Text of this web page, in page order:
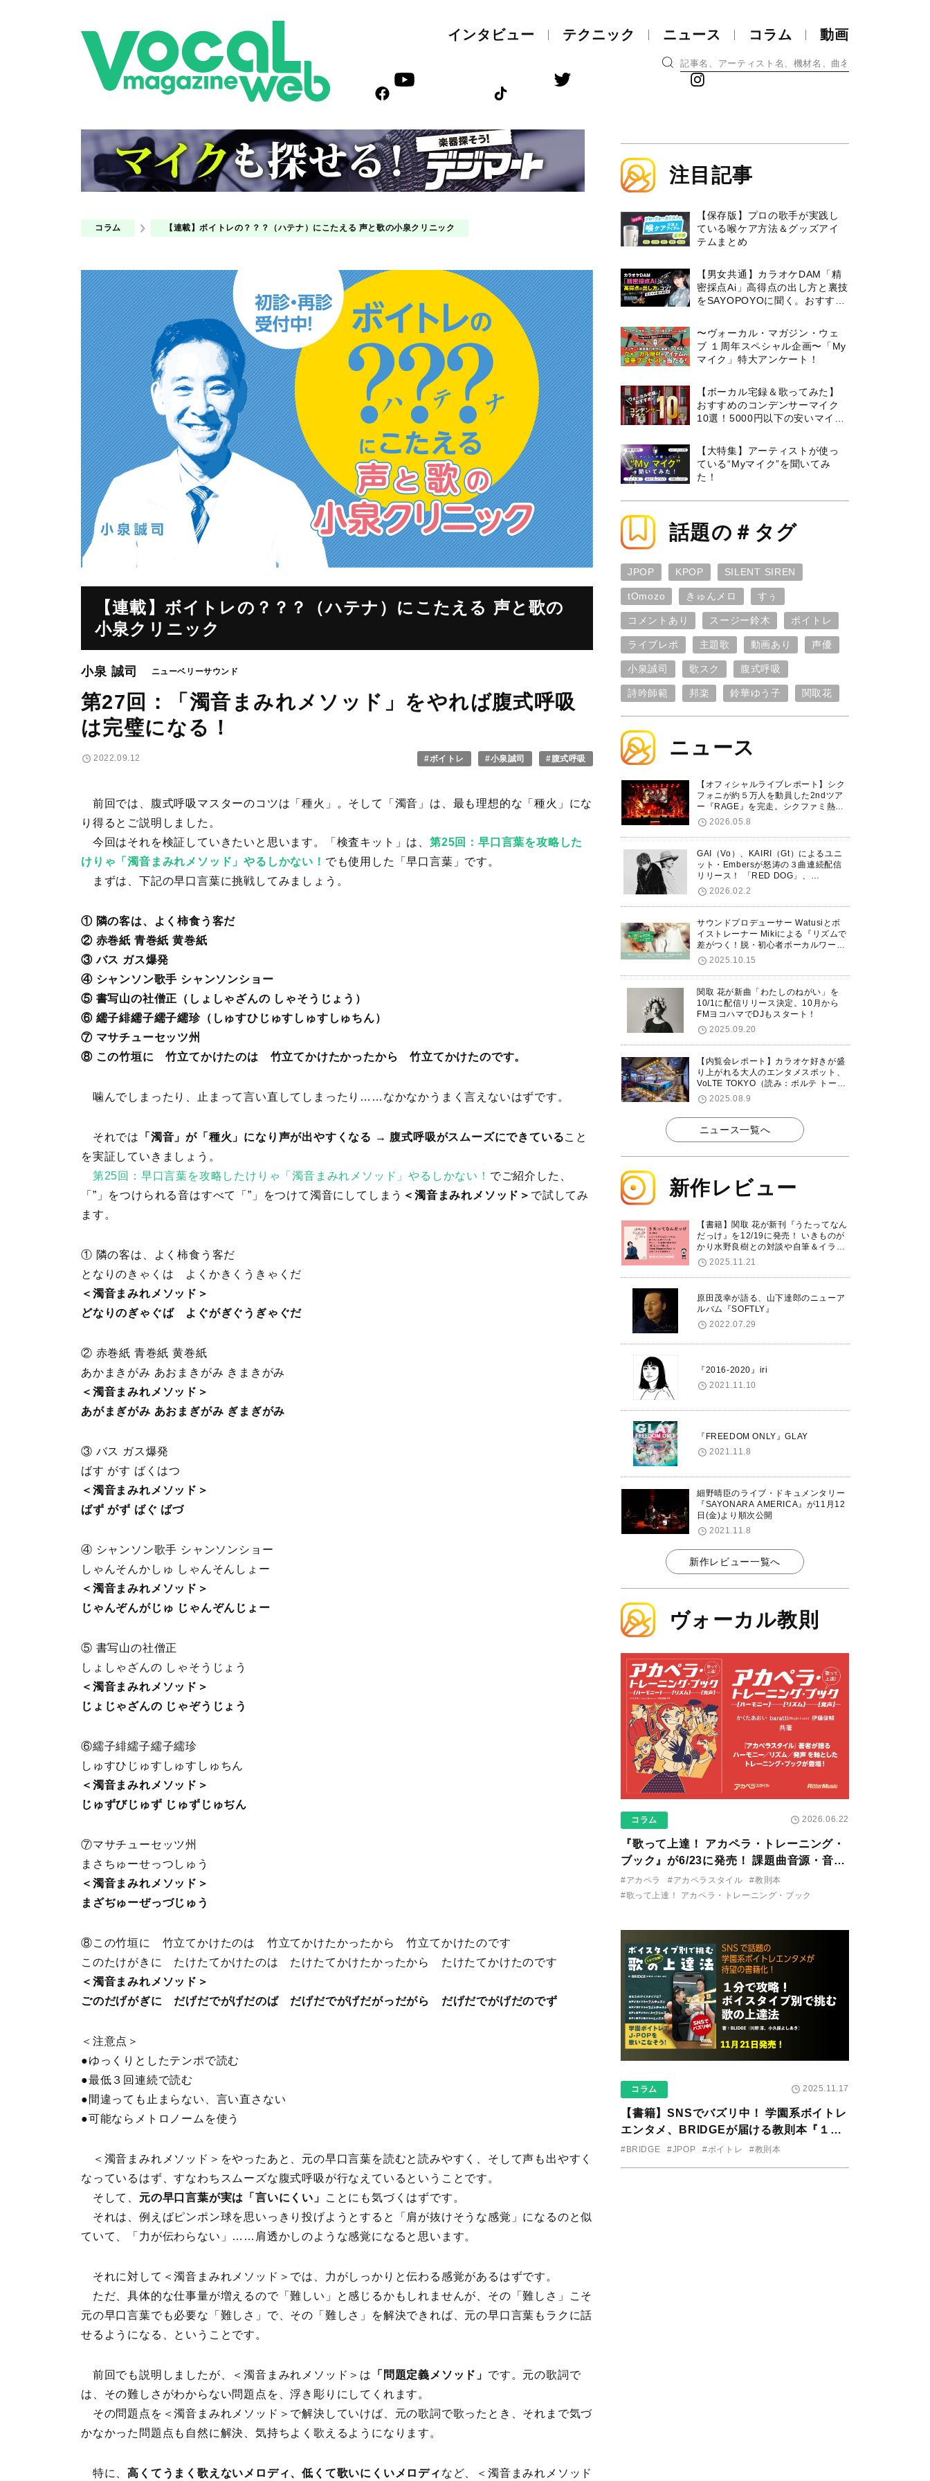
インタビュー テクニック ニュース コラム 動画
コラム 【連載】ボイトレの？？？（ハテナ）にこたえる 声と歌の小泉クリニック
【連載】ボイトレの？？？（ハテナ）にこたえる 声と歌の
小泉クリニック
小泉 誠司 ニューベリーサウンド
第27回：「濁音まみれメソッド」をやれば腹式呼吸
は完璧になる！
2022.09.12 #ボイトレ #小泉誠司 #腹式呼吸
前回では、腹式呼吸マスターのコツは「種火」。そして「濁音」は、最も理想的な「種火」にな
り得るとご説明しました。
今回はそれを検証していきたいと思います。「検査キット」は、 第25回：早口言葉を攻略した
けりゃ「濁音まみれメソッド」やるしかない！ でも使用した「早口言葉」です。
まずは、下記の早口言葉に挑戦してみましょう。
① 隣の客は、よく柿食う客だ
② 赤巻紙 青巻紙 黄巻紙
③ バス ガス爆発
④ シャンソン歌手 シャンソンショー
⑤ 書写山の社僧正（しょしゃざんの しゃそうじょう）
⑥ 繻子緋繻子繻子繻珍（しゅすひじゅすしゅすしゅちん）
⑦ マサチューセッツ州
⑧ この竹垣に 竹立てかけたのは 竹立てかけたかったから 竹立てかけたのです。
噛んでしまったり、止まって言い直してしまったり……なかなかうまく言えないはずです。
それでは 「濁音」が「種火」になり声が出やすくなる → 腹式呼吸がスムーズにできていること
を実証していきましょう。
第25回：早口言葉を攻略したけりゃ「濁音まみれメソッド」やるしかない！ でご紹介した、
「”」をつけられる音はすべて「”」をつけて濁音にしてしまう ＜濁音まみれメソッド＞ で試してみ
ます。
① 隣の客は、よく柿食う客だ
となりのきゃくは よくかきくうきゃくだ
＜濁音まみれメソッド＞
どなりのぎゃぐば よぐがぎぐうぎゃぐだ
② 赤巻紙 青巻紙 黄巻紙
あかまきがみ あおまきがみ きまきがみ
＜濁音まみれメソッド＞
あがまぎがみ あおまぎがみ ぎまぎがみ
③ バス ガス爆発
ばす がす ばくはつ
＜濁音まみれメソッド＞
ばず がず ばぐ ばづ
④ シャンソン歌手 シャンソンショー
しゃんそんかしゅ しゃんそんしょー
＜濁音まみれメソッド＞
じゃんぞんがじゅ じゃんぞんじょー
⑤ 書写山の社僧正
しょしゃざんの しゃそうじょう
＜濁音まみれメソッド＞
じょじゃざんの じゃぞうじょう
⑥繻子緋繻子繻子繻珍
しゅすひじゅすしゅすしゅちん
＜濁音まみれメソッド＞
じゅずびじゅず じゅずじゅぢん
⑦マサチューセッツ州
まさちゅーせっつしゅう
＜濁音まみれメソッド＞
まざぢゅーぜっづじゅう
⑧この竹垣に 竹立てかけたのは 竹立てかけたかったから 竹立てかけたのです
このたけがきに たけたてかけたのは たけたてかけたかったから たけたてかけたのです
＜濁音まみれメソッド＞
ごのだげがぎに だげだでがげだのば だげだでがげだがっだがら だげだでがげだのでず
＜注意点＞
●ゆっくりとしたテンポで読む
●最低３回連続で読む
●間違っても止まらない、言い直さない
●可能ならメトロノームを使う
＜濁音まみれメソッド＞をやったあと、元の早口言葉を読むと読みやすく、そして声も出やすく
なっているはず、すなわちスムーズな腹式呼吸が行なえているということです。
そして、 元の早口言葉が実は「言いにくい」
ことにも気づくはずです。
それは、例えばピンポン球を思いっきり投げようとすると「肩が抜けそうな感覚」になるのと似
ていて、「力が伝わらない」……肩透かしのような感覚になると思います。
それに対して＜濁音まみれメソッド＞では、力がしっかりと伝わる感覚があるはずです。
ただ、具体的な仕事量が増えるので「難しい」と感じるかもしれませんが、その「難しさ」こそ
元の早口言葉でも必要な「難しさ」で、その「難しさ」を解決できれば、元の早口言葉もラクに話
せるようになる、ということです。
前回でも説明しましたが、＜濁音まみれメソッド＞は 「問題定義メソッド」 です。元の歌詞で
は、その難しさがわからない問題点を、浮き彫りにしてくれます。
その問題点を＜濁音まみれメソッド＞で解決していけば、元の歌詞で歌ったとき、それまで気づ
かなかった問題点も自然に解決、気持ちよく歌えるようになります。
特に、高くてうまく歌えないメロディ、低くて歌いにくいメロディ など、＜濁音まみれメソッド
注目記事
【保存版】プロの歌手が実践し
ている喉ケア⽅法＆グッズアイ
テムまとめ
【男女共通】カラオケDAM「精
密採点Ai」高得点の出し方と裏技
をSAYOPOYOに聞く。おすすめ
〜ヴォーカル・マガジン・ウェ
ブ １周年スペシャル企画〜「My
マイク」特大アンケート！
【ボーカル宅録＆歌ってみた】
おすすめのコンデンサーマイク
10選！5000円以下の安いマイク
【大特集】アーティストが使っ
ている“Myマイク”を聞いてみ
た！
話題の＃タグ
JPOP KPOP SILENT SIREN
tOmozo きゅんメロ すぅ
コメントあり スージー鈴木 ボイトレ
ライブレポ 主題歌 動画あり 声優
小泉誠司 歌スク 腹式呼吸
詩吟師範 邦楽 鈴華ゆう子 関取花
ニュース
【オフィシャルライブレポート】シク
フォニが約５万人を動員した2ndツア
ー『RAGE』を完走。シクファミ熱狂
のKアリーナ横浜ファイナル公演の模
様をお届け！
2026.05.8
GAI（Vo）、KAIRI（Gt）によるユニ
ット・Embersが怒涛の３曲連続配信
リリース！ 「RED DOG」、
「Untitled Hero」に続き、5thシング
ル「De-Marionette」のリリースを発
表！
2026.02.2
サウンドプロデューサー Watusiとボ
イストレーナー Mikiによる『リズムで
差がつく！脱・初心者ボーカルワーク
ショップ』が12/7に渋谷で開催！
2025.10.15
関取 花が新曲「わたしのねがい」を
10/1に配信リリース決定。10月から
FMヨコハマでDJもスタート！
2025.09.20
【内覧会レポート】カラオケ好きが盛
り上がれる大人のエンタメスポット、
VoLTE TOKYO（読み：ボルテ トーキ
ョー）が東京・品川に8/8グランドオ
ープン！
2025.08.9
ニュース一覧へ
新作レビュー
【書籍】関取 花が新刊『うたってなん
だっけ』を12/19に発売！ いきものが
かり水野良樹との対談や自筆＆イラス
トで綴る自分史も掲載。さらに自身の
誕生日12/18に渋谷で出版記念イベン
トを開催！
2025.11.21
原田茂幸が語る、山下達郎のニューア
ルバム『SOFTLY』
2022.07.29
『2016-2020』iri
2021.11.10
『FREEDOM ONLY』GLAY
2021.11.8
細野晴臣のライブ・ドキュメンタリー
『SAYONARA AMERICA』が11月12
日(金)より順次公開
2021.11.8
新作レビュー一覧へ
ヴォーカル教則
コラム 2026.06.22
『歌って上達！ アカペラ・トレーニング・
ブック』が6/23に発売！ 課題曲音源・音取
り用アプリを公開。
#アカペラ #アカペラスタイル
#教則本
#歌って上達！ アカペラ・トレーニング・ブック
コラム 2025.11.17
【書籍】SNSでバズリ中！ 学園系ボイトレ
エンタメ、BRIDGEが届ける教則本『１分
で攻略！ ボイスタイプ別で挑む歌の上達
#BRIDGE #JPOP #ボイトレ #教則本